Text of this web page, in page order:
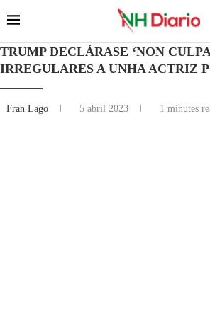
TRUMP DECLÁRASE ‘NON
IRREGULARES A UNHA ACTRIZ
Fran Lago 5 abril 2023 1 minutes